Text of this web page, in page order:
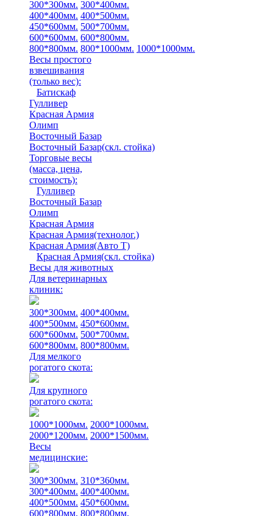
300*300мм. 300*400мм.
400*400мм. 400*500мм.
450*600мм. 500*700мм.
600*600мм. 600*800мм.
800*800мм. 800*1000мм. 1000*1000мм.
Весы простого
взвешивания
(только вес):
Батискаф
Гулливер
Красная Армия
Олимп
Восточный Базар
Восточный Базар(скл. стойка)
Торговые весы
(масса, цена,
стоимость):
Гулливер
Восточный Базар
Олимп
Красная Армия
Красная Армия(технолог.)
Красная Армия(Авто Т)
Красная Армия(скл. стойка)
Весы для животных
Для ветеринарных
клиник:
300*300мм. 400*400мм.
400*500мм. 450*600мм.
600*600мм. 500*700мм.
600*800мм. 800*800мм.
Для мелкого
рогатого скота:
Для крупного
рогатого скота:
1000*1000мм. 2000*1000мм.
2000*1200мм. 2000*1500мм.
Весы
медицинские:
300*300мм. 310*360мм.
300*400мм. 400*400мм.
400*500мм. 450*600мм.
600*800мм. 800*800мм.